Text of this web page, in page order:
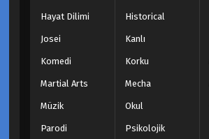
izle
Blm 33 - Haziran 2, 2025
Tales of Herding
izle 4K
Hayat Dilimi Historical
Josei Kanlı
Komedi Korku
Martial Arts Mecha
Müzik Okul
Parodi Psikolojik